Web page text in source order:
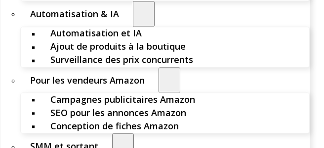
Automatisation & IA
Automatisation et IA
Ajout de produits à la boutique
Surveillance des prix concurrents
Pour les vendeurs Amazon
Campagnes publicitaires Amazon
SEO pour les annonces Amazon
Conception de fiches Amazon